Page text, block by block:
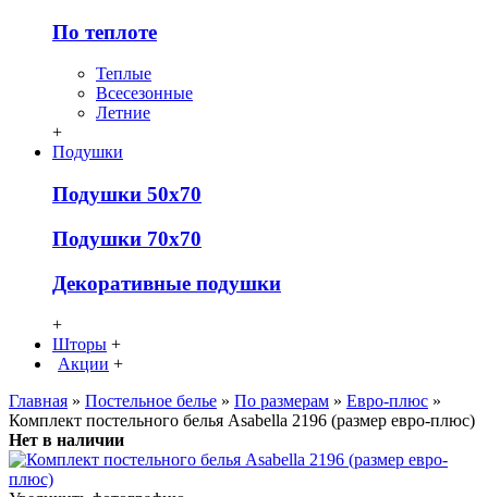
По теплоте
Теплые
Всесезонные
Летние
+
Подушки
Подушки 50х70
Подушки 70х70
Декоративные подушки
+
Шторы +
Акции +
Главная » Постельное белье » По размерам » Евро-плюс »
Комплект постельного белья Asabella 2196 (размер евро-плюс)
Нет в наличии